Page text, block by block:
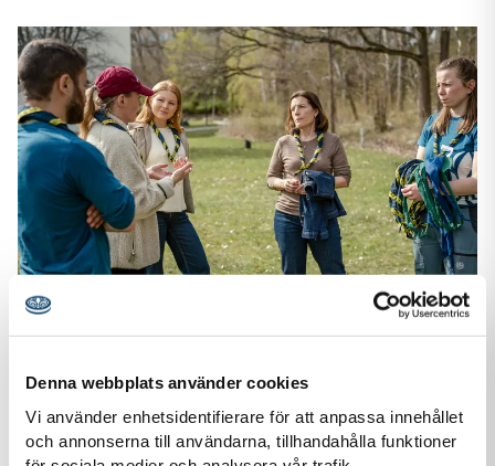
Denna webbplats använder cookies
Vi använder enhetsidentifierare för att anpassa innehållet
och annonserna till användarna, tillhandahålla funktioner
03 jun
2026
Nyhet
Scouterna i dialog med riksdagspolitiker: Stärk
barn- och ungdomsverksamheten i Sverige!